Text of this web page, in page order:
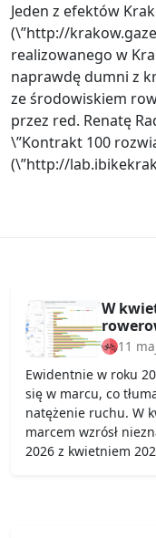
Jeden z efektów
(\”http://
realizowanego w
naprawdę dumni z
ze środowiskiem
przez red. Renatę
\”Kontrakt 100
(\”http://
W
11
Ewidentnie w roku
się w marcu, co
natężenie ruchu. W
marcem wzrósł
2026 z kwietniem